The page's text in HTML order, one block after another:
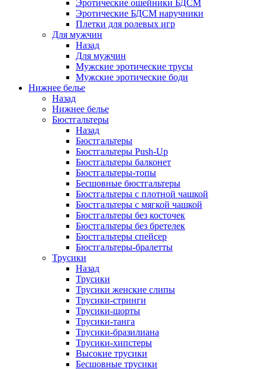
Эротические ошейники БДСМ
Эротические БДСМ наручники
Плетки для ролевых игр
Для мужчин
Назад
Для мужчин
Мужские эротические трусы
Мужские эротические боди
Нижнее белье
Назад
Нижнее белье
Бюстгальтеры
Назад
Бюстгальтеры
Бюстгальтеры Push-Up
Бюстгальтеры балконет
Бюстгальтеры-топы
Бесшовные бюстгальтеры
Бюстгальтеры с плотной чашкой
Бюстгальтеры с мягкой чашкой
Бюстгальтеры без косточек
Бюстгальтеры без бретелек
Бюстгальтеры спейсер
Бюстгальтеры-бралетты
Трусики
Назад
Трусики
Трусики женские слипы
Трусики-стринги
Трусики-шорты
Трусики-танга
Трусики-бразилиана
Трусики-хипстеры
Высокие трусики
Бесшовные трусики